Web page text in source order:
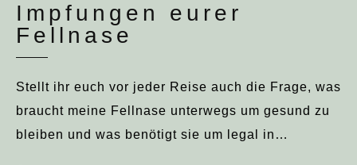
Impfungen eurer
Fellnase
Stellt ihr euch vor jeder Reise auch die Frage, was
braucht meine Fellnase unterwegs um gesund zu
bleiben und was benötigt sie um legal in…